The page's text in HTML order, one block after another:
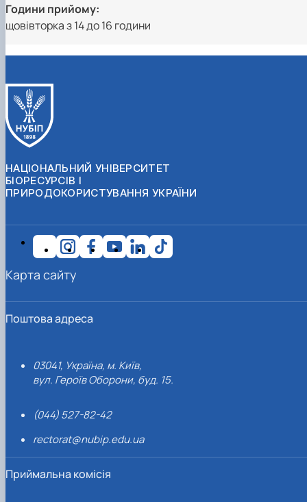
Години прийому:
щовівторка з 14 до 16 години
НАЦІОНАЛЬНИЙ УНІВЕРСИТЕТ
БІОРЕСУРСІВ І
ПРИРОДОКОРИСТУВАННЯ УКРАЇНИ
Поштова адреса
03041, Україна, м. Київ,
вул. Героїв Оборони, буд. 15.
(044) 527-82-42
rectorat@nubip.edu.ua
Приймальна комісія
Карта сайту